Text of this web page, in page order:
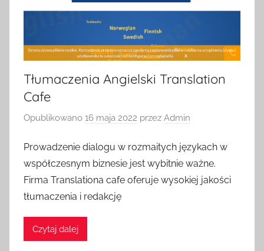
Tłumaczenia Angielski Translation
Cafe
Opublikowano 16 maja 2022 przez Admin
Prowadzenie dialogu w rozmaitych językach w
współczesnym biznesie jest wybitnie ważne.
Firma Translationa cafe oferuje wysokiej jakości
tłumaczenia i redakcję
Czytaj dalej